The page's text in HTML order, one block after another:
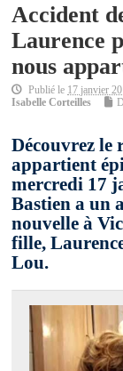
Accident
Laurence
nous
Publié le 17 janvier
Isabelle Corteilles
Découvrez le
appartient
mercredi 17
Bastien a un
nouvelle à
fille,
Lou.